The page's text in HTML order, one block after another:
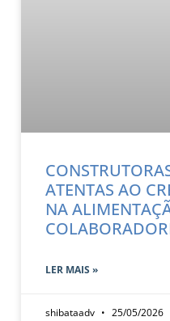
ATENTAS AO
NA
LER MAIS »
shibataadv 25/05/2026